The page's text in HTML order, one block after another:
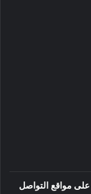
مواقع التواصل